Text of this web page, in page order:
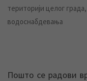
територији целог
водоснабдевања
Пошто се радови